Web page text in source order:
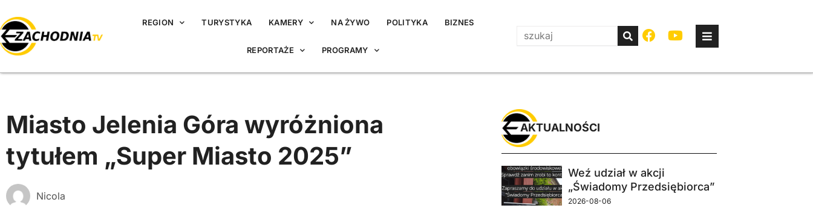
REGION TURYSTYKA KAMERY NA ŻYWO POLITYKA BIZNES
REPORTAŻE PROGRAMY
Miasto Jelenia Góra wyróżniona
tytułem „Super Miasto 2025”
Nicola
Weź udział w akcji
„Świadomy Przedsiębiorca”
2026-08-06
AKTUALNOŚCI